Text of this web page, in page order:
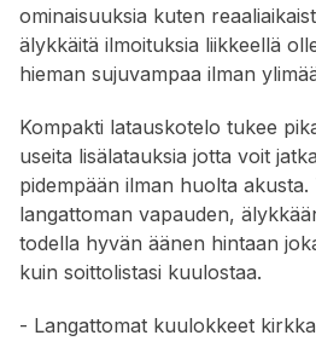
ominaisuuksia kuten
älykkäitä ilmoituksia liikkeellä
hieman sujuvampaa ilman
Kompakti latauskotelo tukee
useita lisälatauksia jotta voit
pidempään ilman huolta akusta.
langattoman vapauden,
todella hyvän äänen hintaan
kuin soittolistasi kuulostaa.
- Langattomat kuulokkeet